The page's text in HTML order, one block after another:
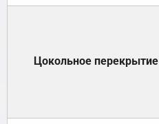
Цокольное перекрытие